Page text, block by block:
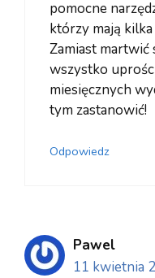
pomocne
którzy mają
Zamiast martwić
wszystko
miesięcznych
tym zastanowić!
Odpowiedz
Pawel
11 kwietnia